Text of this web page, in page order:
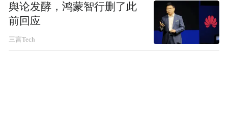
舆论发酵，鸿蒙智行删了此
前回应
三言Tech